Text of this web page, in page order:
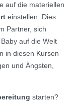
auf die materiellen
einstellen. Dies
Partner, sich
auf die Welt
in diesen Kursen
und Ängsten,
starten?